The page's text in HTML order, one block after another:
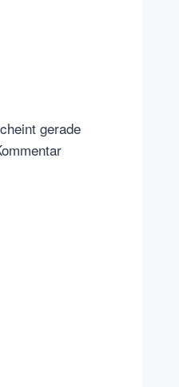
gerade